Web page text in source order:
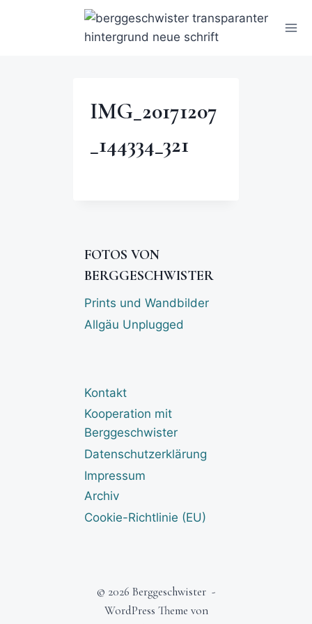
IMG_20171207
_144334_321
FOTOS VON
BERGGESCHWISTER
Prints und Wandbilder
Allgäu Unplugged
Kontakt
Kooperation mit
Berggeschwister
Datenschutzerklärung
Impressum
Archiv
Cookie-Richtlinie (EU)
© 2026 Berggeschwister -
WordPress Theme von